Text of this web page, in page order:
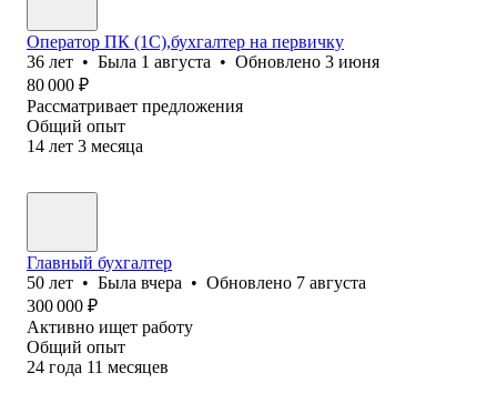
Оператор ПК (1C),бухгалтер на первичку
36 лет • Была 1 августа • Обновлено 3 июня
80 000 ₽
Рассматривает предложения
Общий опыт
14 лет 3 месяца
Главный бухгалтер
50 лет • Была вчера • Обновлено 7 августа
300 000 ₽
Активно ищет работу
Общий опыт
24 года 11 месяцев